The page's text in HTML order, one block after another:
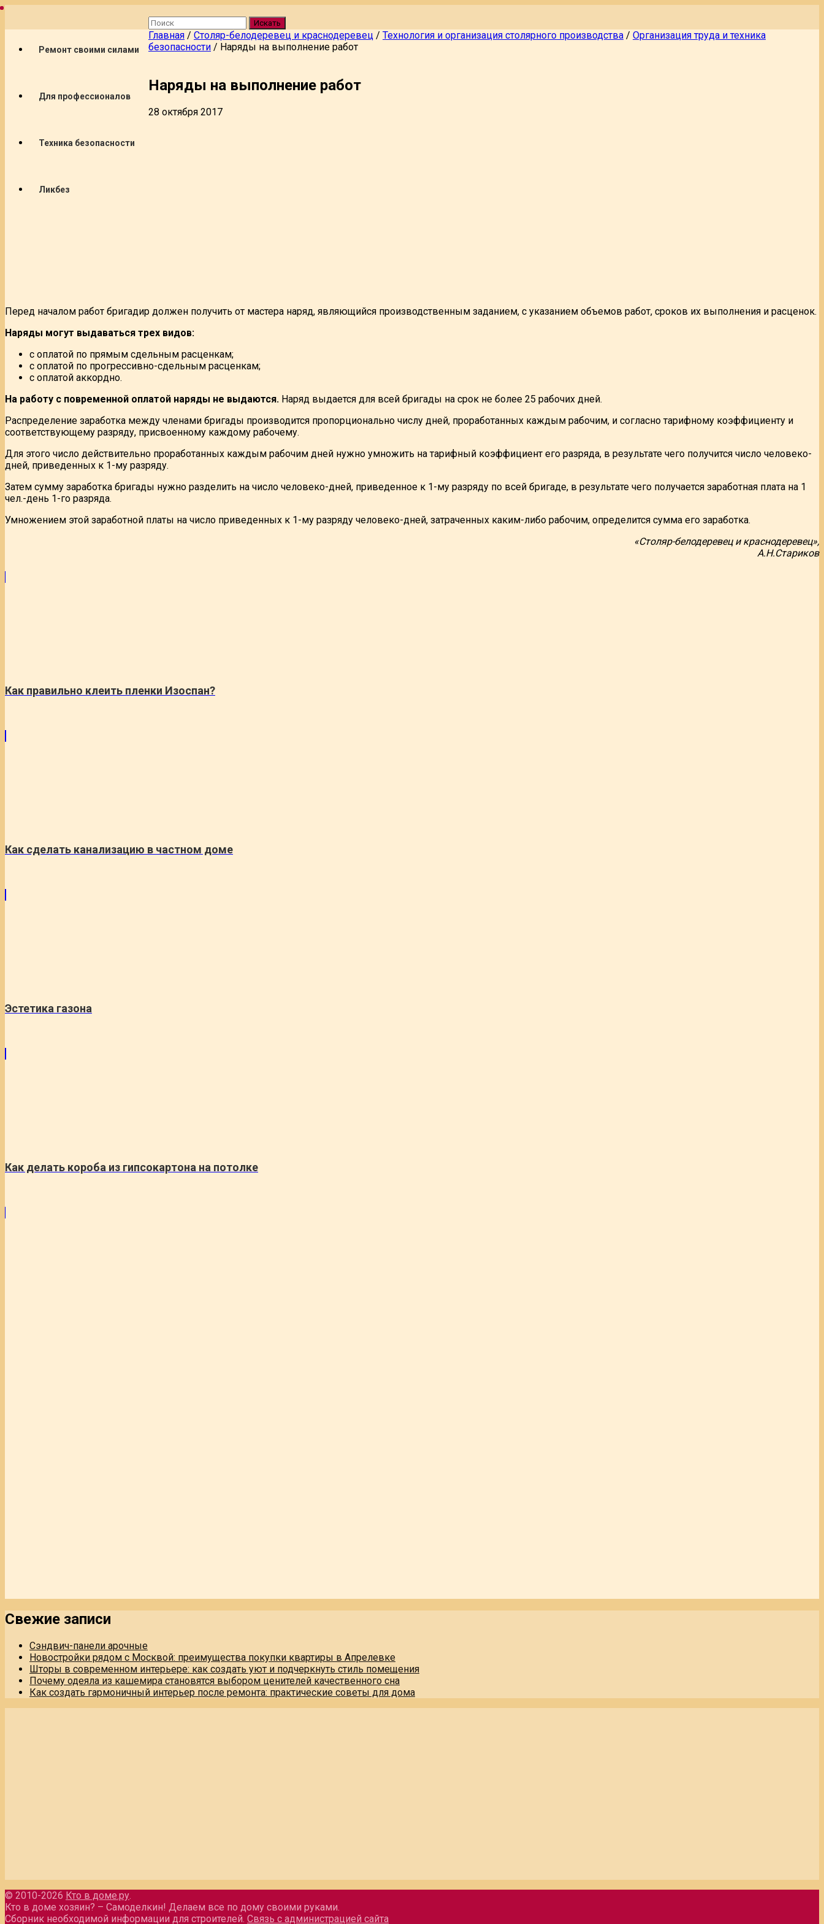
Ремонт своими силами
Для профессионалов
Техника безопасности
Ликбез
Искать
Главная / Столяр-белодеревец и краснодеревец / Технология и организация столярного производства / Организация труда и техника
безопасности / Наряды на выполнение работ
Наряды на выполнение работ
28 октября 2017
Перед началом работ бригадир должен получить от мастера наряд, являющийся производственным заданием, с указанием объемов работ, сроков их выполнения и расценок.
Наряды могут выдаваться трех видов:
с оплатой по прямым сдельным расценкам;
с оплатой по прогрессивно-сдельным расценкам;
с оплатой аккордно.
На работу с повременной оплатой наряды не выдаются. Наряд выдается для всей бригады на срок не более 25 рабочих дней.
Распределение заработка между членами бригады производится пропорционально числу дней, проработанных каждым рабочим, и согласно тарифному коэффициенту и
соответствующему разряду, присвоенному каждому рабочему.
Для этого число действительно проработанных каждым рабочим дней нужно умножить на тарифный коэффициент его разряда, в результате чего получится число человеко-
дней, приведенных к 1-му разряду.
Затем сумму заработка бригады нужно разделить на число человеко-дней, приведенное к 1-му разряду по всей бригаде, в результате чего получается заработная плата на 1
чел.-день 1-го разряда.
Умножением этой заработной платы на число приведенных к 1-му разряду человеко-дней, затраченных каким-либо рабочим, определится сумма его заработка.
«Столяр-белодеревец и краснодеревец»,
А.Н.Стариков
Как правильно клеить пленки Изоспан?
Как сделать канализацию в частном доме
Эстетика газона
Как делать короба из гипсокартона на потолке
Свежие записи
Сэндвич-панели арочные
Новостройки рядом с Москвой: преимущества покупки квартиры в Апрелевке
Шторы в современном интерьере: как создать уют и подчеркнуть стиль помещения
Почему одеяла из кашемира становятся выбором ценителей качественного сна
Как создать гармоничный интерьер после ремонта: практические советы для дома
© 2010-2026 Кто в доме.ру.
Кто в доме хозяин? – Самоделкин! Делаем все по дому своими руками.
Сборник необходимой информации для строителей. Связь с администрацией сайта